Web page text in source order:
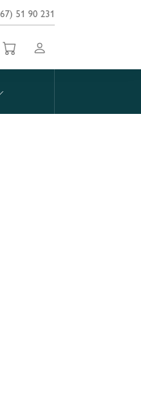
51 90 231